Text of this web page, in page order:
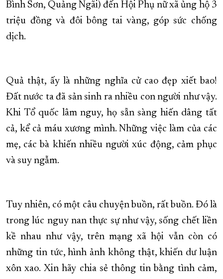
Bình Sơn, Quảng Ngãi) đến Hội Phụ nữ xã ủng hộ 3
triệu đồng và đôi bông tai vàng, góp sức chống
dịch.
Quả thật, ấy là những nghĩa cử cao đẹp xiết bao!
Đất nước ta đã sản sinh ra nhiều con người như vậy.
Khi Tổ quốc lâm nguy, họ sẵn sàng hiến dâng tất
cả, kể cả máu xương mình. Những việc làm của các
mẹ, các bà khiến nhiều người xúc động, cảm phục
và suy ngẫm.
Tuy nhiên, có một câu chuyện buồn, rất buồn. Đó là
trong lúc nguy nan thực sự như vậy, sống chết liền
kề nhau như vậy, trên mạng xã hội vẫn còn có
những tin tức, hình ảnh không thật, khiến dư luận
xôn xao. Xin hãy chia sẻ thông tin bằng tình cảm,